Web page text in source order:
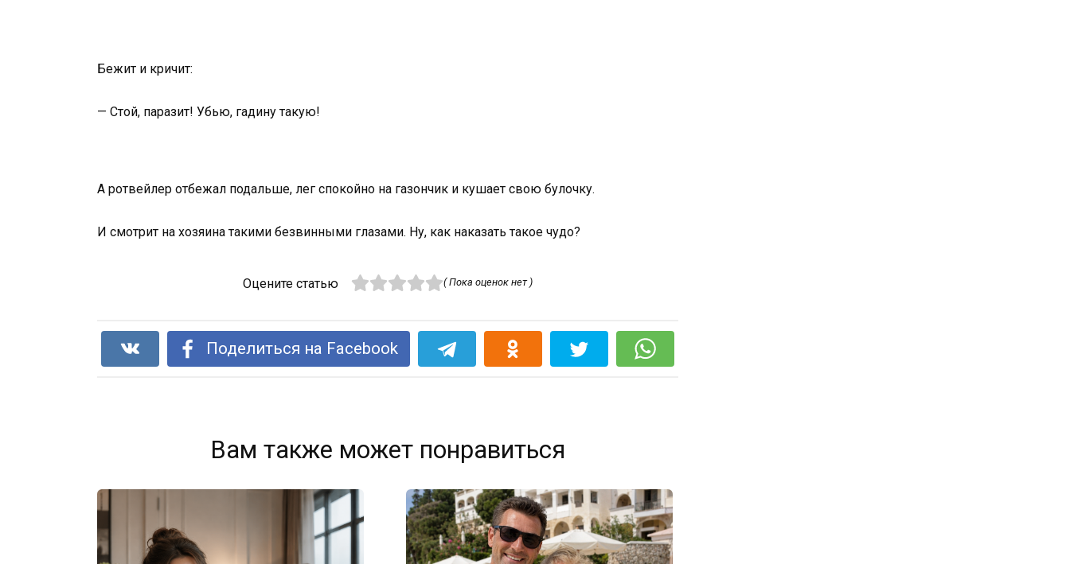
Бежит и кричит:
— Стой, паразит! Убью, гадину такую!
А ротвейлер отбежал подальше, лег спокойно на газончик и кушает свою булочку.
И смотрит на хозяина такими безвинными глазами. Ну, как наказать такое чудо?
Оцените статью ( Пока оценок нет )
Поделиться на Facebook
Вам также может понравиться